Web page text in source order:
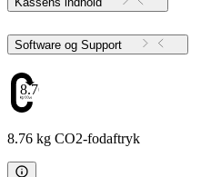
Software og Support
8.76
8.76 kg CO2-fodaftryk